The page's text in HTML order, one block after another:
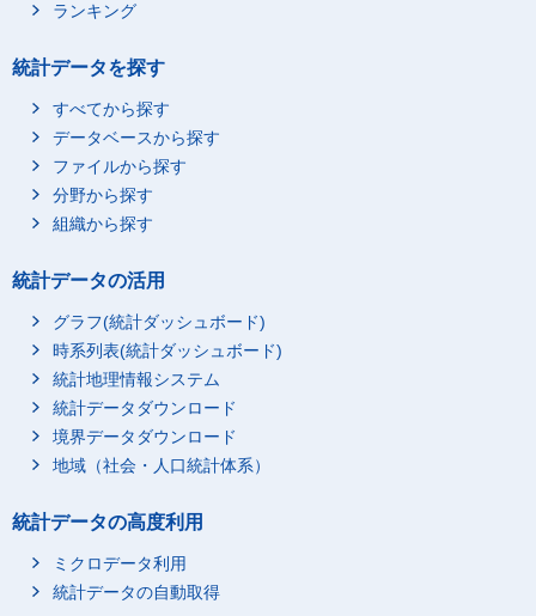
ランキング
統計データを探す
すべてから探す
データベースから探す
ファイルから探す
分野から探す
組織から探す
統計データの活用
グラフ(統計ダッシュボード)
時系列表(統計ダッシュボード)
統計地理情報システム
統計データダウンロード
境界データダウンロード
地域（社会・人口統計体系）
統計データの高度利用
ミクロデータ利用
統計データの自動取得